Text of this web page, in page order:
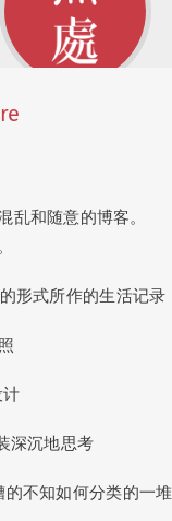
乱和随意的博客。
形式所作的生活记录
深沉地思考
的不知如何分类的一堆